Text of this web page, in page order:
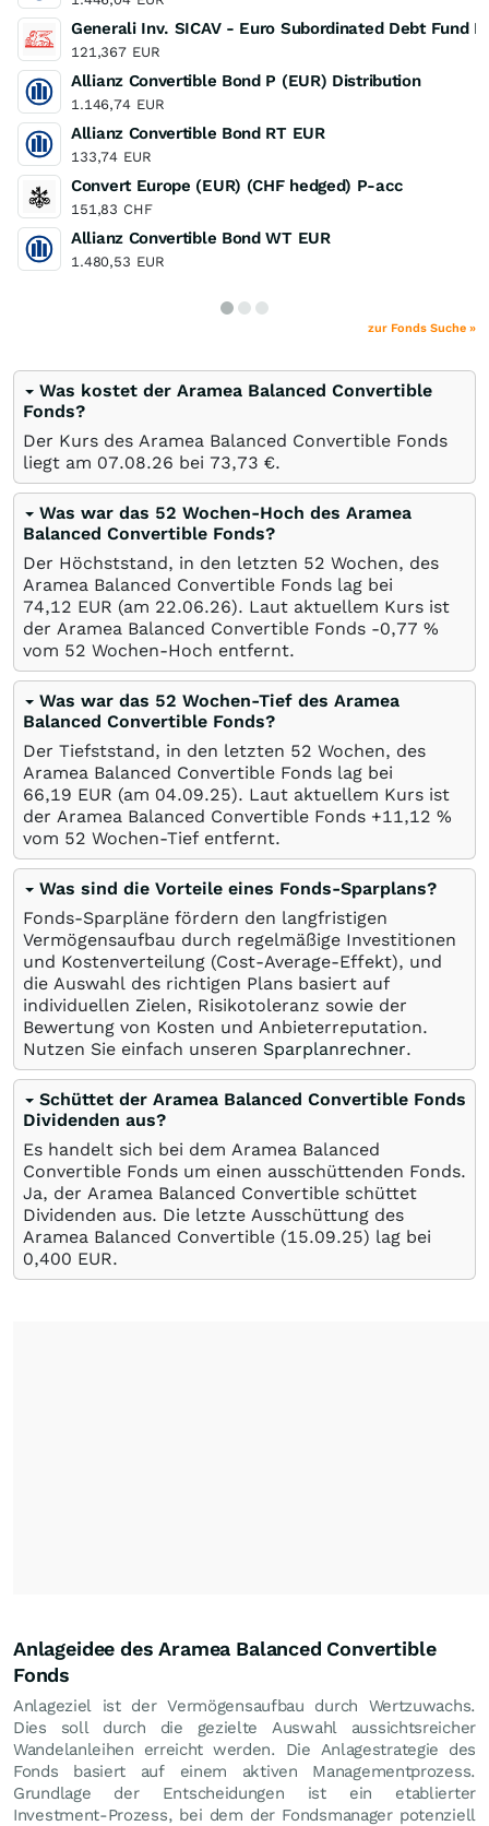
Generali Inv. SICAV - Euro Subordinated Debt Fund
121,367 EUR
Allianz Convertible Bond P (EUR) Distribution
1.146,74 EUR
Allianz Convertible Bond RT EUR
133,74 EUR
Convert Europe (EUR) (CHF hedged) P-acc
151,83 CHF
Allianz Convertible Bond WT EUR
1.480,53 EUR
zur Fonds Suche »
Was kostet der Aramea Balanced Convertible
Fonds?
Der Kurs des Aramea Balanced Convertible Fonds
liegt am 07.08.26 bei 73,73 €.
Was war das 52 Wochen-Hoch des Aramea
Balanced Convertible Fonds?
Der Höchststand, in den letzten 52 Wochen, des
Aramea Balanced Convertible Fonds lag bei
74,12 EUR (am 22.06.26). Laut aktuellem Kurs ist
der Aramea Balanced Convertible Fonds -0,77 %
vom 52 Wochen-Hoch entfernt.
Was war das 52 Wochen-Tief des Aramea
Balanced Convertible Fonds?
Der Tiefststand, in den letzten 52 Wochen, des
Aramea Balanced Convertible Fonds lag bei
66,19 EUR (am 04.09.25). Laut aktuellem Kurs ist
der Aramea Balanced Convertible Fonds +11,12 %
vom 52 Wochen-Tief entfernt.
Was sind die Vorteile eines Fonds-Sparplans?
Fonds-Sparpläne fördern den langfristigen
Vermögensaufbau durch regelmäßige Investitionen
und Kostenverteilung (Cost-Average-Effekt), und
die Auswahl des richtigen Plans basiert auf
individuellen Zielen, Risikotoleranz sowie der
Bewertung von Kosten und Anbieterreputation.
Nutzen Sie einfach unseren Sparplanrechner.
Schüttet der Aramea Balanced Convertible Fonds
Dividenden aus?
Es handelt sich bei dem Aramea Balanced
Convertible Fonds um einen ausschüttenden Fonds.
Ja, der Aramea Balanced Convertible schüttet
Dividenden aus. Die letzte Ausschüttung des
Aramea Balanced Convertible (15.09.25) lag bei
0,400 EUR.
Anlageidee des Aramea Balanced Convertible
Fonds
Anlageziel ist der Vermögensaufbau durch Wertzuwachs.
Dies soll durch die gezielte Auswahl aussichtsreicher
Wandelanleihen erreicht werden. Die Anlagestrategie des
Fonds basiert auf einem aktiven Managementprozess.
Grundlage der Entscheidungen ist ein etablierter
Investment-Prozess, bei dem der Fondsmanager potenziell